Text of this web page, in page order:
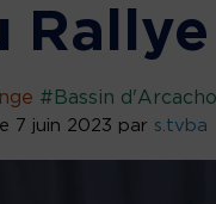
#Bassin
7 juin 2023 par s.tvba